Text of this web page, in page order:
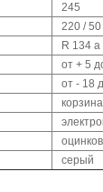
245
220 / 50
R 134 a
от + 5
от - 18
серый